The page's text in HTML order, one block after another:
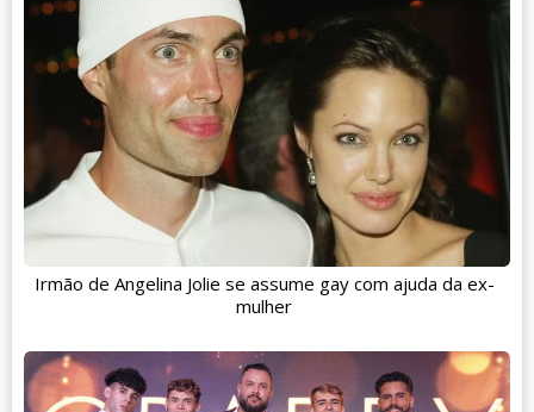
Irmão de Angelina Jolie se assume gay com ajuda da ex-
mulher